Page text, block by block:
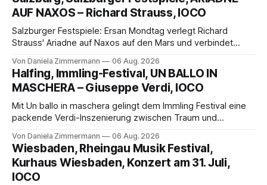
die komplexe Partitur eindrucksvoll, Philippe Sly berührt als
Franziskus.
AUF NAXOS – Richard Strauss, IOCO
Salzburger Festspiele: Ersan Mondtag verlegt Richard
Strauss' Ariadne auf Naxos auf den Mars und verbindet
Aufführung mit starken Solisten und den Wiener
Philharmonikern, szenisch bleibt der zweite Akt jedoch
hinter den Erwartungen zurück.
Von Daniela Zimmermann 06 Aug. 2026
Halfing, Immling-Festival, UN BALLO IN
MASCHERA – Giuseppe Verdi, IOCO
Mit Un ballo in maschera gelingt dem Immling Festival eine
packende Verdi-Inszenierung zwischen Traum und
psychologische Tiefe mit starken Bildern, getragen von
einem spielfreudigen Ensemble und einer musikalisch
überzeugenden Gesamtleistung.
Von Daniela Zimmermann 06 Aug. 2026
Wiesbaden, Rheingau Musik Festival,
Kurhaus Wiesbaden, Konzert am 31. Juli,
IOCO